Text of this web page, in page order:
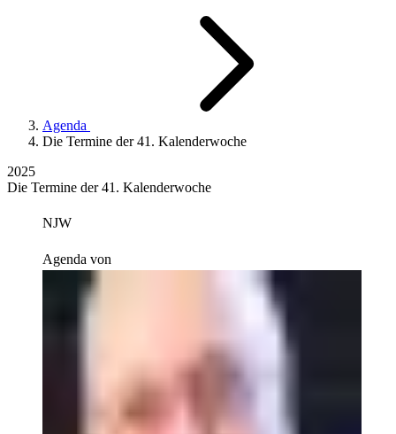
Agenda
Die Termine der 41. Kalenderwoche
2025
Die Termine der 41. Kalenderwoche
NJW
Agenda von